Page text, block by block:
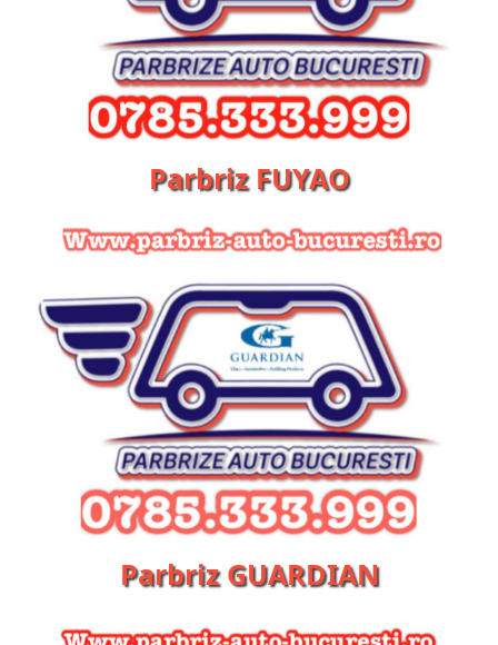
Parbriz FUYAO
Parbriz GUARDIAN